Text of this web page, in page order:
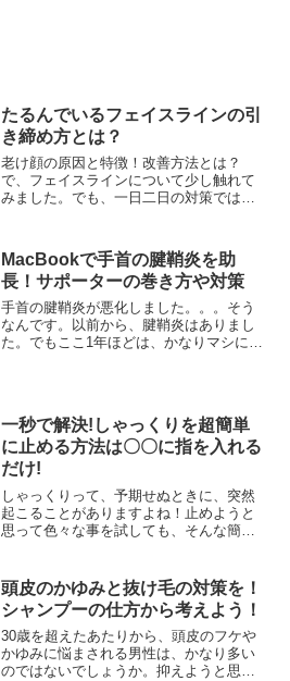
たるんでいるフェイスラインの引
き締め方とは？
老け顔の原因と特徴！改善方法とは？
で、フェイスラインについて少し触れて
みました。でも、一日二日の対策では、
顔恐怖症のあなた！ m9っ｀Д´）隙
間時間を利用して出来る...
MacBookで手首の腱鞘炎を助
長！サポーターの巻き方や対策
手首の腱鞘炎が悪化しました。。。そう
なんです。以前から、腱鞘炎はありまし
た。でもここ1年ほどは、かなりマシにな
激痛が走るようにな...
一秒で解決!しゃっくりを超簡単
に止める方法は〇〇に指を入れる
だけ!
しゃっくりって、予期せぬときに、突然
起こることがありますよね！止めようと
思って色々な事を試しても、そんな簡単
り使ってて、長くなればなるほど不安に
もなる。もっと画期的に早く...
頭皮のかゆみと抜け毛の対策を！
シャンプーの仕方から考えよう！
30歳を超えたあたりから、頭皮のフケや
かゆみに悩まされる男性は、かなり多い
のではないでしょうか。抑えようと思っ